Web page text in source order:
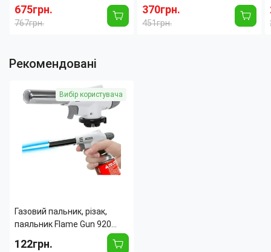
табло, світлом і звуком, щит
39×28 см, м'яч Ø25 см
675грн.
767грн.
лоток для собак, туалет
для цуценят домашній
туалет для
370грн.
451грн.
Рекомендовані
Вибір користувача
Газовий пальник, різак,
паяльник Flame Gun 920
122грн.